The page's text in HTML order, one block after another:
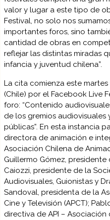
valor y lugar a este tipo de
Festival, no solo nos
importantes foros, sino
cantidad de obras en
reflejar las distintas miradas
infancia y juventud chilena”.
La cita comienza este martes
(Chile) por el Facebook Live
foro: “Contenido
de los gremios
públicas”. En esta instancia
directora de animación e
Asociación Chilena de
Guillermo Gómez, presidente
Caiozzi, presidente de la
Audiovisuales, Guionistas y
Sandoval, presidenta de la
Cine y Televisión (APCT);
directiva de API –